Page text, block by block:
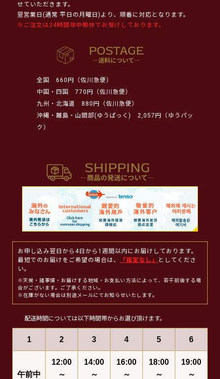
せていただきます。
翌営業日(通常 平日の月曜日)より、順番に対応となります。
※ご注文は24時間年中無休でお受けしております。
全国
660円（佐川急便）
中国・四国
770円（佐川急便）
九州・北海道
880円（佐川急便）
沖縄・離島・山間部(ゆうぱっく)
2,057円（ゆうパッ
ク）
お申し込み翌日から4日から1週間以内にお届けしております。
最短でのお届けをご希望の場合は、
「指定なし」
としてくださ
い。
※天候・諸事情・お届けする地域・お支払い方法によって、若干前後する場
合がございます。ご了承ください。
※在庫がない場合は別途メールにてお知らせいたします。
配送時間については以下時間帯からお選び頂けます。
1 2 3 4 5 6
午前中
12:00
～
14:00
～
16:00
～
18:00
～
19:00
～